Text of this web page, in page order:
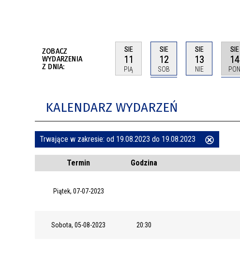
WE WŁOCŁAWKU
ZOBACZ
WYDARZENIA
Z DNIA:
SIE
11
PIĄ
SIE
12
SOB
SIE
13
NIE
SIE
14
PON
KALENDARZ WYDARZEŃ
Trwające w zakresie: od 19.08.2023 do 19.08.2023
ten
Termin Godzina
Piątek, 07-07-2023
Sobota, 05-08-2023 20:30